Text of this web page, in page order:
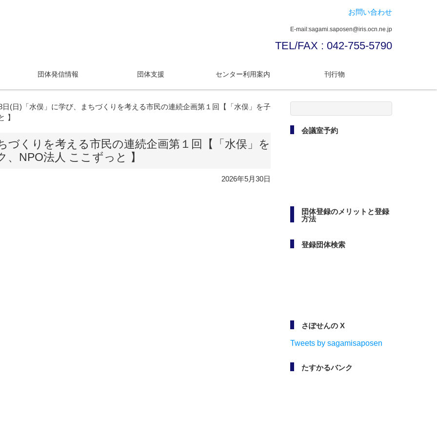
お問い合わせ
E-mail:sagami.saposen@iris.ocn.ne.jp
TEL/FAX : 042-755-5790
団体発信情報 団体支援 センター利用案内 刊行物
日(日)「水俣」に学び、まちづくりを考える市民の連続企画第１回【「水俣」を子
】
づくりを考える市民の連続企画第１回【「水俣」を
NPO法人 ここずっと 】
2026年5月30日
検
会議室予約
団体登録のメリットと登録
方法